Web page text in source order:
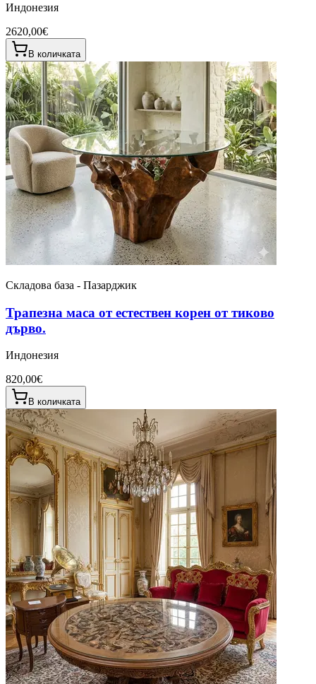
Индонезия
2620,00€
В количката
Складова база - Пазарджик
Трапезна маса от естествен корен от тиково
дърво.
Индонезия
820,00€
В количката